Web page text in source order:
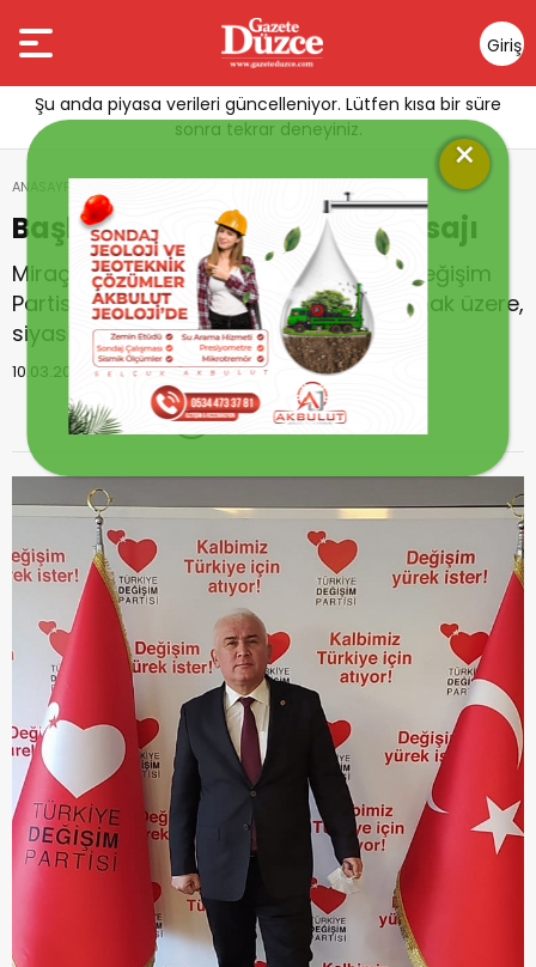
Giriş
Yap
Şu anda piyasa verileri güncelleniyor. Lütfen kısa bir süre
sonra tekrar deneyiniz.
ANASAYFA
Başkan Çaklı dan kandil mesajı
Miraç Kandili nedeniyle başta Türkiye Değişim
Partisi Düzce İl Başkanı Hayati Çaklı olmak üzere,
siyasiler kandil mesajı yayımladılar.
10.03.2021 13:58Güncellenme :10.03.2021 14:00
×